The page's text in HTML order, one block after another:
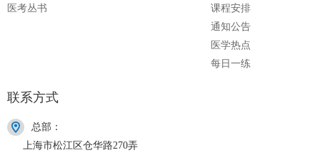
医考丛书
课程安排
通知公告
医学热点
每日一练
联系方式
总部：
上海市松江区仓华路270弄